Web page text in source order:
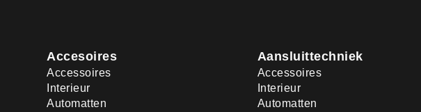
Accesoires
Accessoires
Interieur
Automatten
Aansluittechniek
Accessoires
Interieur
Automatten